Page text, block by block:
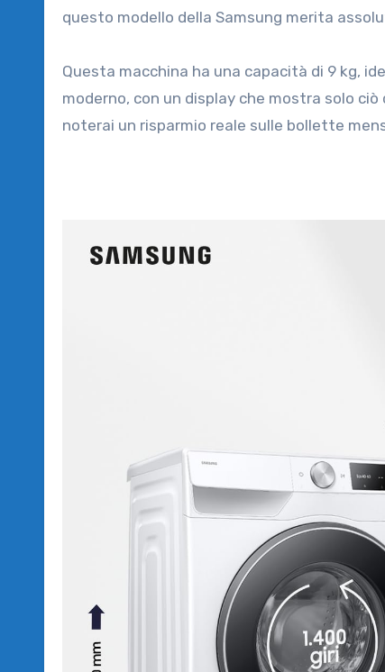
questo modello della Samsung merita
Questa macchina ha una capacità di 9 kg,
moderno, con un display che mostra solo
noterai un risparmio reale sulle bollette